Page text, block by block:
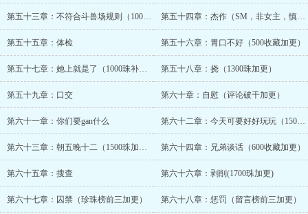
第五十三章：不符合斗兽场规则（1000珠加更） 第五十四章：杰作（SM，非女主，慎点）（1100珠加更）
第五十五章：体检 第五十六章：胃口不好（500收藏加更）
第五十七章：她上就是了（1000珠补更） 第五十八章：挠（1300珠加更）
第五十九章：口交 第六十章：自慰（评论破千加更）
第六十一章：你们要gan什么 第六十二章：今天可要好好玩玩（1500珠加更上）
第六十三章：朝五晚十二（1500珠加更下） 第六十四章：兄弟谈话（600收藏加更）
第六十五章：搜查 第六十六章：剥削(1700珠加更)
第六十七章：囚禁（珍珠榜前三加更） 第六十八章：惩罚（留言榜前三加更）